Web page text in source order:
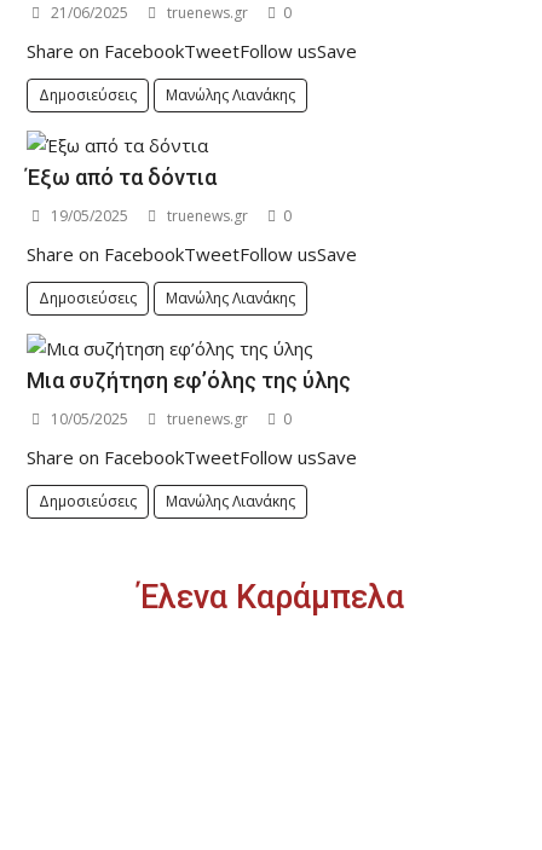
21/06/2025 truenews.gr 0
Share on FacebookTweetFollow usSave
Δημοσιεύσεις Μανώλης Λιανάκης
Έξω από τα δόντια
19/05/2025 truenews.gr 0
Share on FacebookTweetFollow usSave
Δημοσιεύσεις Μανώλης Λιανάκης
Μια συζήτηση εφ’όλης της ύλης
10/05/2025 truenews.gr 0
Share on FacebookTweetFollow usSave
Δημοσιεύσεις Μανώλης Λιανάκης
Έλενα Καράμπελα